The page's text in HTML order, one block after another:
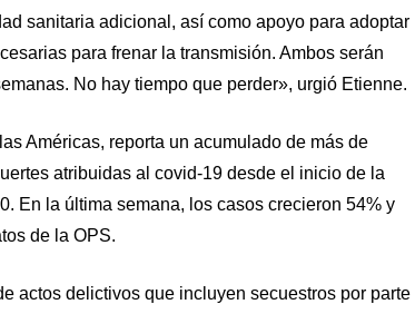
sanitaria adicional, así como apoyo para adoptar
para frenar la transmisión. Ambos serán
No hay tiempo que perder», urgió Etienne.
Américas, reporta un acumulado de más de
atribuidas al covid-19 desde el inicio de la
En la última semana, los casos crecieron 54% y
de la OPS.
actos delictivos que incluyen secuestros por parte